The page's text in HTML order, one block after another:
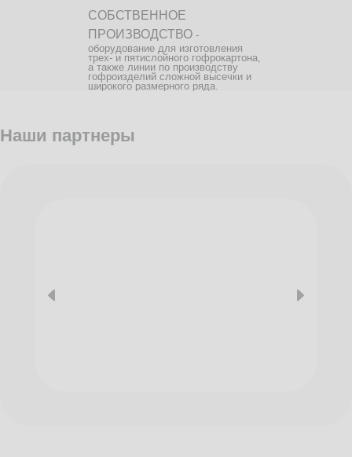
СОБСТВЕННОЕ
ПРОИЗВОДСТВО -
оборудование для изготовления
трех- и пятислойного гофрокартона,
а также линии по производству
гофроизделий сложной высечки и
широкого размерного ряда.
Наши партнеры